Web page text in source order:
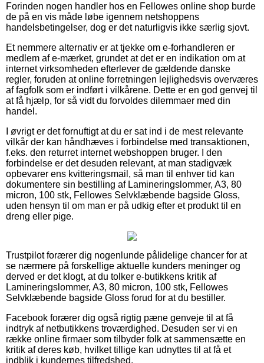
Forinden nogen handler hos en Fellowes online shop burde
de på en vis måde løbe igennem netshoppens
handelsbetingelser, dog er det naturligvis ikke særlig sjovt.
Et nemmere alternativ er at tjekke om e-forhandleren er
medlem af e-mærket, grundet at det er en indikation om at
internet virksomheden efterlever de gældende danske
regler, foruden at online forretningen lejlighedsvis overværes
af fagfolk som er indført i vilkårene. Dette er en god genvej til
at få hjælp, for så vidt du forvoldes dilemmaer med din
handel.
I øvrigt er det fornuftigt at du er sat ind i de mest relevante
vilkår der kan håndhæves i forbindelse med transaktionen,
f.eks. den returret internet webshoppen bruger. I den
forbindelse er det desuden relevant, at man stadigvæk
opbevarer ens kvitteringsmail, så man til enhver tid kan
dokumentere sin bestilling af Lamineringslommer, A3, 80
micron, 100 stk, Fellowes Selvklæbende bagside Gloss,
uden hensyn til om man er på udkig efter et produkt til en
dreng eller pige.
Trustpilot forærer dig nogenlunde pålidelige chancer for at
se nærmere på forskellige aktuelle kunders meninger og
derved er det klogt, at du tolker e-butikkens kritik af
Lamineringslommer, A3, 80 micron, 100 stk, Fellowes
Selvklæbende bagside Gloss forud for at du bestiller.
Facebook forærer dig også rigtig pæne genveje til at få
indtryk af netbutikkens troværdighed. Desuden ser vi en
række online firmaer som tilbyder folk at sammensætte en
kritik af deres køb, hvilket tillige kan udnyttes til at få et
indblik i kundernes tilfredshed.